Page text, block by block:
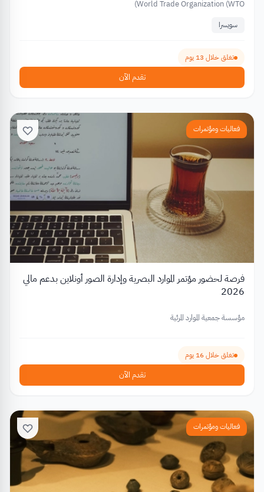
World Trade Organization (WTO)
سويسرا
تغلق خلال 13 يوم
تقدم الآن
فعاليات ومؤتمرات
فرصة لحضور مؤتمر الموارد البصرية وإدارة الصور أونلاين بدعم مالي
2026
مؤسسة جمعية الموارد المرئية
تغلق خلال 16 يوم
تقدم الآن
فعاليات ومؤتمرات